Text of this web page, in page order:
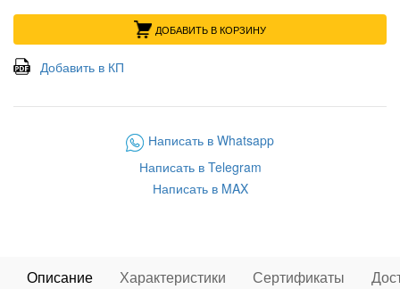
ДОБАВИТЬ В КОРЗИНУ
Добавить в КП
Написать в Whatsapp
Написать в Telegram
Написать в MAX
Описание Характеристики Сертификаты